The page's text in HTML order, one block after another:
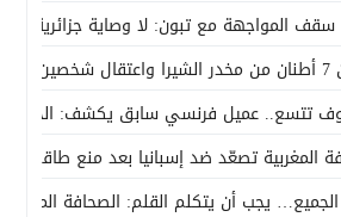
المواجهة مع تبون: لا وصاية جزائرية على
تتسع.. عميل فرنسي سابق يكشف: الجزائر
المغربية تصعّد ضد إسبانيا بعد منع طاقم
يجب أن يتكلم القلم: الصحافة